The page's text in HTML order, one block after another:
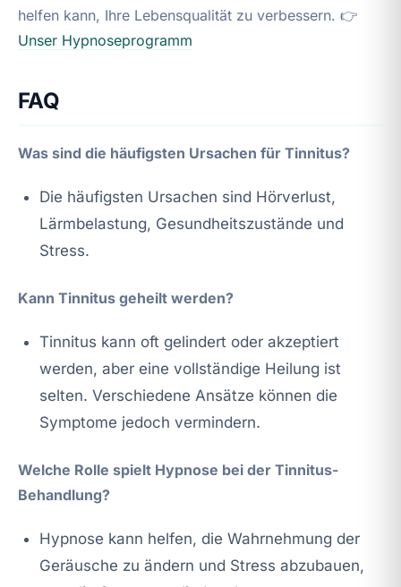
helfen kann, Ihre Lebensqualität zu verbessern. 👉
Unser Hypnoseprogramm
FAQ
Was sind die häufigsten Ursachen für Tinnitus?
Die häufigsten Ursachen sind Hörverlust,
Lärmbelastung, Gesundheitszustände und
Stress.
Kann Tinnitus geheilt werden?
Tinnitus kann oft gelindert oder akzeptiert
werden, aber eine vollständige Heilung ist
selten. Verschiedene Ansätze können die
Symptome jedoch vermindern.
Welche Rolle spielt Hypnose bei der Tinnitus-
Behandlung?
Hypnose kann helfen, die Wahrnehmung der
Geräusche zu ändern und Stress abzubauen,